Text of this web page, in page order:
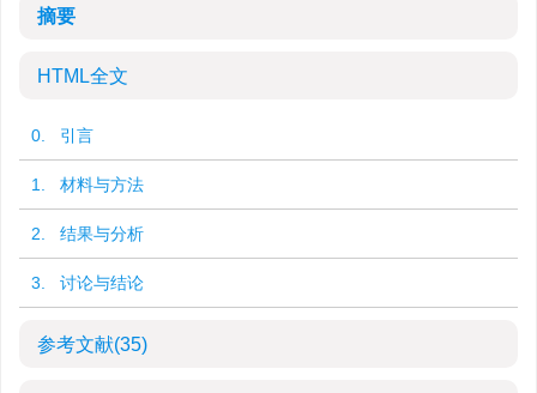
摘要
HTML全文
0. 引言
1. 材料与方法
2. 结果与分析
3. 讨论与结论
参考文献(35)